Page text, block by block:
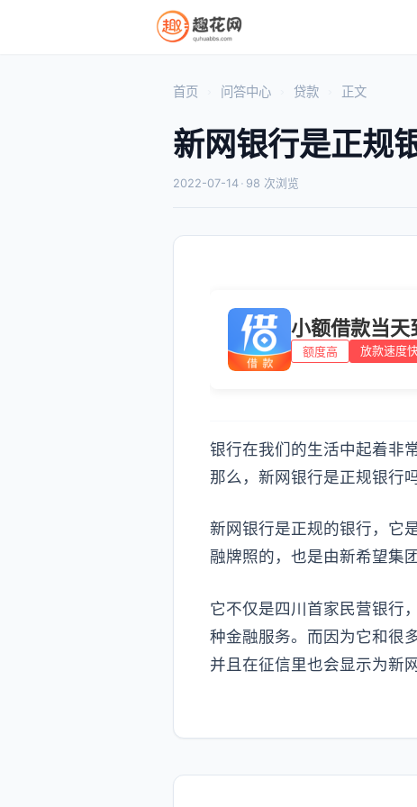
首页 问答中心 贷款 正文
新网银行是正规
2022-07-14 · 98 次浏览
小额借款当天
额度高 放款速度
银行在我们的生活中起着非
那么，新网银行是正规银行吗
新网银行是正规的银行，它
融牌照的，也是由新希望集
它不仅是四川首家民营银行
种金融服务。而因为它和很
并且在征信里也会显示为新